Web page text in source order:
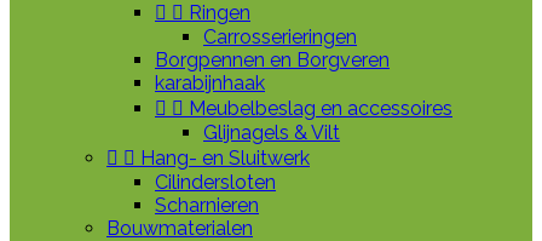
  Ringen
Carrosserieringen
Borgpennen en Borgveren
karabijnhaak
  Meubelbeslag en accessoires
Glijnagels & Vilt
  Hang- en Sluitwerk
Cilindersloten
Scharnieren
Bouwmaterialen